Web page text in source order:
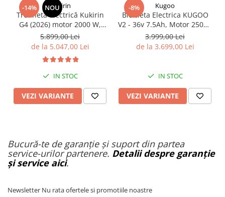
-14% NOU
KuKirin
Trotinetă electrică Kukirin
G4 (2026) motor 2000 W,
viteză maximă 70 km/h,
baterie cu litiu 60 V 20 Ah,
anvelope de 11 inchi
5.899,00 Lei
de la 5.047,00 Lei
IN STOC
VEZI VARIANTE
-8% Kugoo
Bicicleta Electrica KUGOO
V2 - 36v 7.5Ah, Motor 250W,
25Km/h, Roti 20''
3.999,00 Lei
de la 3.699,00 Lei
IN STOC
VEZI VARIANTE
Bucură-te de garanție și suport din partea
service-urilor partenere. Detalii despre garanție
și service aici.
Newsletter Nu rata ofertele si promotiile noastre